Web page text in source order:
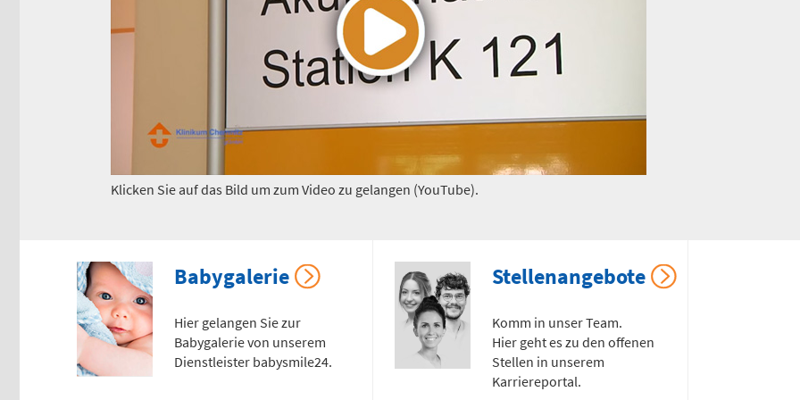
Klicken Sie auf das Bild um zum Video zu gelangen (YouTube).
Babygalerie
Hier gelangen Sie zur
Babygalerie von unserem
Dienstleister babysmile24.
Stellenangebote
Komm in unser Team.
Hier geht es zu den offenen
Stellen in unserem
Karriereportal.